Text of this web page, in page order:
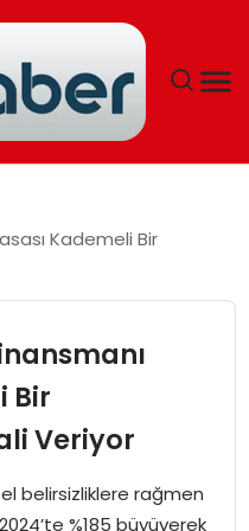
Kademeli Bir
Bir
Veriyor
belirsizliklere rağmen
%185 büyüyerek